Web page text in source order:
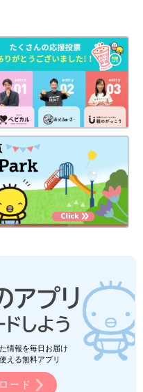
情報を毎日お届け
える無料アプリ
ード